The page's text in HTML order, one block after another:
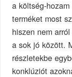
a költség-
terméket most
hiszen nem
a sok jó között.
részletekbe
konklúziót